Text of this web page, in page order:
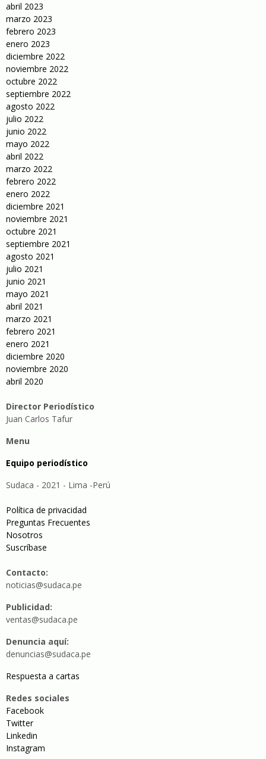
abril 2023
marzo 2023
febrero 2023
enero 2023
diciembre 2022
noviembre 2022
octubre 2022
septiembre 2022
agosto 2022
julio 2022
junio 2022
mayo 2022
abril 2022
marzo 2022
febrero 2022
enero 2022
diciembre 2021
noviembre 2021
octubre 2021
septiembre 2021
agosto 2021
julio 2021
junio 2021
mayo 2021
abril 2021
marzo 2021
febrero 2021
enero 2021
diciembre 2020
noviembre 2020
abril 2020
Director Periodístico
Juan Carlos Tafur
Menu
Equipo periodístico
Sudaca - 2021 - Lima -Perú
Política de privacidad
Preguntas Frecuentes
Nosotros
Suscríbase
Contacto:
noticias@sudaca.pe
Publicidad:
ventas@sudaca.pe
Denuncia aquí:
denuncias@sudaca.pe
Respuesta a cartas
Redes sociales
Facebook
Twitter
Linkedin
Instagram